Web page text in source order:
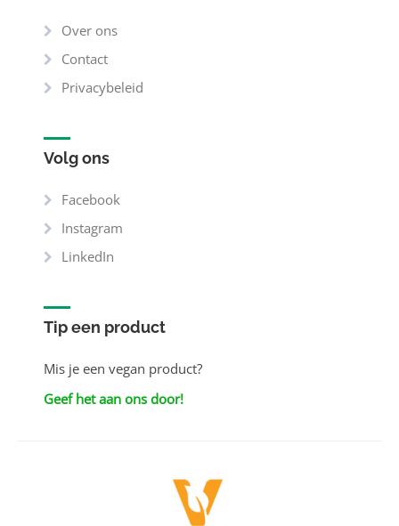
Over ons
Contact
Privacybeleid
Volg ons
Facebook
Instagram
LinkedIn
Tip een product
Mis je een vegan product?
Geef het aan ons door!